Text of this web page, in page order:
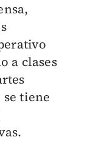
a clases
tiene